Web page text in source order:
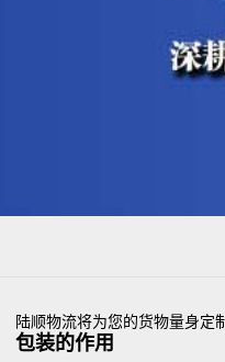
陆顺物流将为您的货物量身定
包装的作用